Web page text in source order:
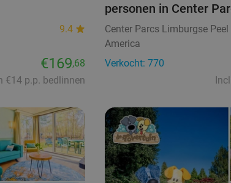
9.4
€169,68
€14 p.p. bedlinnen
personen in Center
Center Parcs Limburgse Peel
America
Verkocht: 770